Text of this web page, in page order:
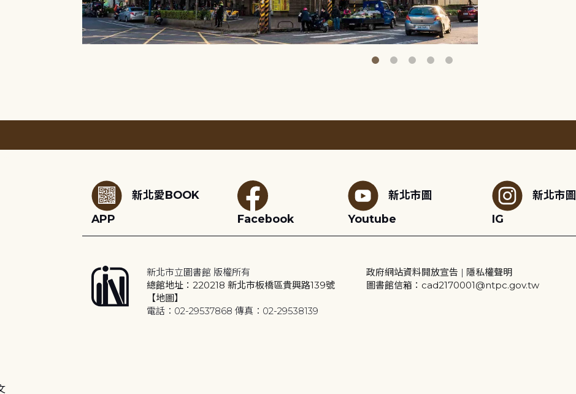
新北愛BOOK
APP
Facebook
新北市圖
Youtube
新北市圖
IG
新北市立圖書館 版權所有
總館地址：220218 新北市板橋區貴興路139號
【地圖】
電話：02-29537868 傳真：02-29538139
政府網站資料開放宣告 | 隱私權聲明
圖書館信箱：cad2170001@ntpc.gov.tw